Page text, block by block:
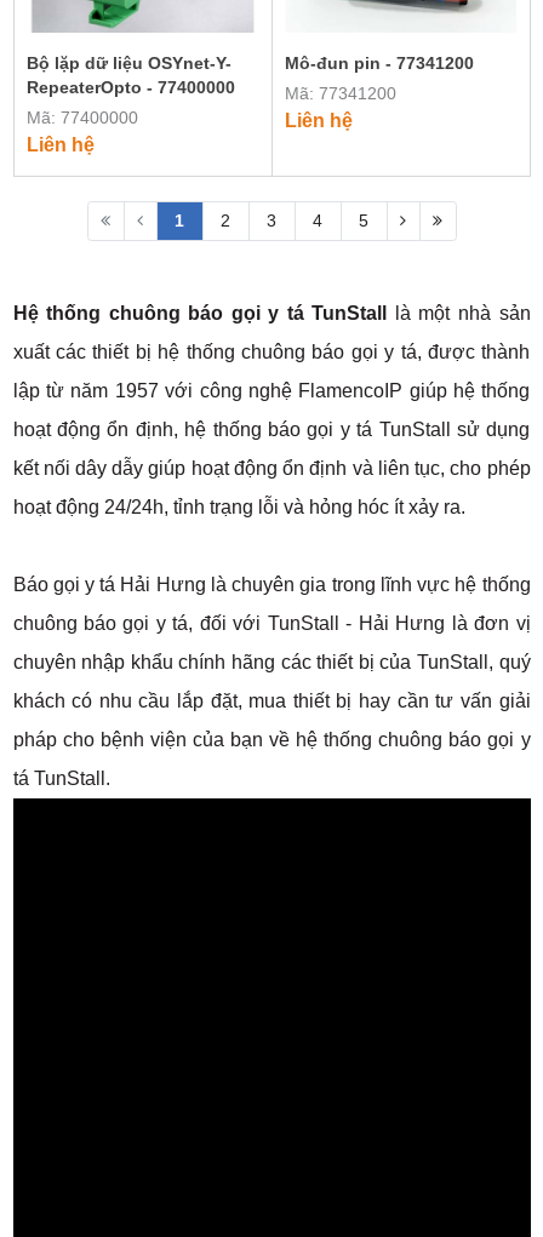
Bộ lặp dữ liệu OSYnet-Y-
RepeaterOpto - 77400000
Mã: 77400000
Liên hệ
Mô-đun pin - 77341200
Mã: 77341200
Liên hệ
1 2 3 4 5
Hệ thống chuông báo gọi y tá TunStall
là một nhà sản
xuất các thiết bị hệ thống chuông báo gọi y tá, được thành
lập từ năm 1957 với công nghệ FlamencoIP giúp hệ thống
hoạt động ổn định, hệ thống báo gọi y tá TunStall sử dụng
kết nối dây dẫy giúp hoạt động ổn định và liên tục, cho phép
hoạt động 24/24h, tỉnh trạng lỗi và hỏng hóc ít xảy ra.
Báo gọi y tá Hải Hưng là chuyên gia trong lĩnh vực hệ thống
chuông báo gọi y tá, đối với TunStall - Hải Hưng là đơn vị
chuyên nhập khẩu chính hãng các thiết bị của TunStall, quý
khách có nhu cầu lắp đặt, mua thiết bị hay cần tư vấn giải
pháp cho bệnh viện của bạn về hệ thống chuông báo gọi y
tá TunStall.